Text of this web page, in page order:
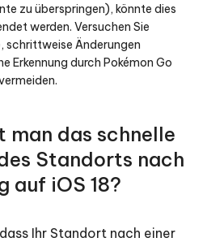
zu überspringen), könnte dies
werden. Versuchen Sie
schrittweise Änderungen
Erkennung durch Pokémon Go
man das schnelle
Standorts nach
auf iOS 18?
Ihr Standort nach einer